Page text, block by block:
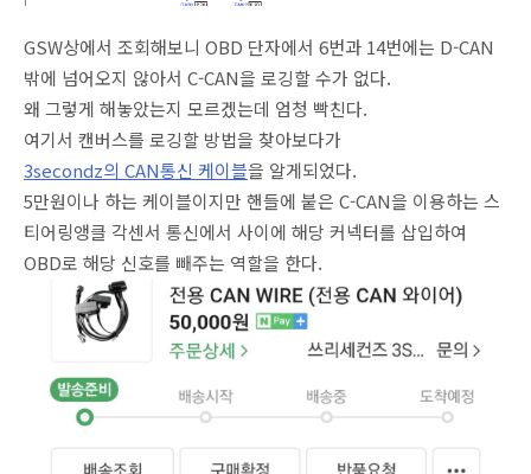
GSW상에서 조회해보니 OBD 단자에서 6번과 14번에는 D-CAN
밖에 넘어오지 않아서 C-CAN을 로깅할 수가 없다.
왜 그렇게 해놓았는지 모르겠는데 엄청 빡친다.
여기서 캔버스를 로깅할 방법을 찾아보다가
3secondz의 CAN통신 케이블을 알게되었다.
5만원이나 하는 케이블이지만 핸들에 붙은 C-CAN을 이용하는 스
티어링앵클 각센서 통신에서 사이에 해당 커넥터를 삽입하여
OBD로 해당 신호를 빼주는 역할을 한다.